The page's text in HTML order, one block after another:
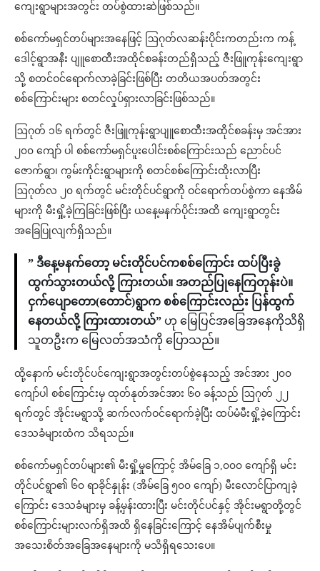
ကျေးရွာများအတွင်း တပ်စွဲထားဆဲဖြစ်သည်။
စစ်ကော်မရှင်တပ်များအနေဖြင့် ဩဂုတ်လဆန်းပိုင်းကတည်းက ကန့်
ဒေါင့်ရွာအနီး ပျူစောထီးအထိုင်စခန်းတည်ရှိသည့် ဇီးဖြူကုန်းကျေးရွာ
သို့ စတင်ဝင်ရောက်လာခဲ့ခြင်းဖြစ်ပြီး တတိယအပတ်အတွင်း
စစ်ကြောင်းများ စတင်လှုပ်ရှားလာခြင်းဖြစ်သည်။
ဩဂုတ် ၁၆ ရက်တွင် ဇီးဖြူကုန်းရွာပျူစောထီးအထိုင်စခန်းမှ အင်အား
၂၀၀ ကျော် ပါ စစ်ကော်မရှင်ပူးပေါင်းစစ်ကြောင်းသည် ညောင်ပင်
ဇောက်ရွာ၊ ကွမ်းကိုင်းရွာများကို စတင်စစ်ကြောင်းထိုးလာပြီး
ဩဂုတ်လ ၂၀ ရက်တွင် မင်းတိုင်ပင်ရွာကို ဝင်ရောက်တပ်စွဲကာ နေအိမ်
များကို မီးရှို့ခဲ့ကြခြင်းဖြစ်ပြီး ယနေ့မနက်ပိုင်းအထိ ကျေးရွာတွင်း
အခြေပြုလျက်ရှိသည်။
” ဒီနေ့မနက်တော့ မင်းတိုင်ပင်ကစစ်ကြောင်း ထပ်ပြီးခွဲ
ထွက်သွားတယ်လို့ ကြားတယ်။ အတည်ပြုနေကြတုန်းပဲ။
ငှက်ပျောတော(တောင်)ရွာက စစ်ကြောင်းလည်း ပြန်ထွက်
နေတယ်လို့ ကြားထားတယ်” ဟု မြေပြင်အခြေအနေကိုသိရှိ
သူတဦးက မြေလတ်အသံကို ပြောသည်။
ထို့နောက် မင်းတိုင်ပင်ကျေးရွာအတွင်းတပ်စွဲနေသည့် အင်အား ၂၀၀
ကျော်ပါ စစ်ကြောင်းမှ ထုတ်နုတ်အင်အား ၆၀ ခန့်သည် ဩဂုတ် ၂၂
ရက်တွင် အိုင်းမရွာသို့ ဆက်လက်ဝင်ရောက်ခဲ့ပြီး ထပ်မံမီးရှို့ခဲ့ကြောင်း
ဒေသခံများထံက သိရသည်။
စစ်ကော်မရှင်တပ်များ၏ မီးရှို့မှုကြောင့် အိမ်ခြေ ၁,၀၀၀ ကျော်ရှိ မင်း
တိုင်ပင်ရွာ၏ ၆၀ ရာခိုင်နှုန်း (အိမ်ခြေ ၅၀၀ ကျော်) မီးလောင်ပြာကျခဲ့
ကြောင်း ဒေသခံများမှ ခန့်မှန်းထားပြီး မင်းတိုင်ပင်နှင့် အိုင်းမရွာတို့တွင်
စစ်ကြောင်းများလက်ရှိအထိ ရှိနေခြင်းကြောင့် နေအိမ်ပျက်စီးမှု
အသေးစိတ်အခြေအနေများကို မသိရှိရသေးပေ။